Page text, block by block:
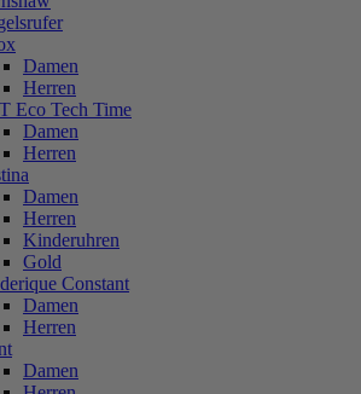
Damen
Herren
Eco Tech Time
Damen
Herren
Damen
Herren
Kinderuhren
Gold
Constant
Damen
Herren
Damen